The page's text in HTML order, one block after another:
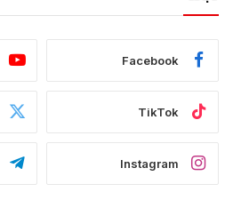
Facebook
TikTok
Instagram